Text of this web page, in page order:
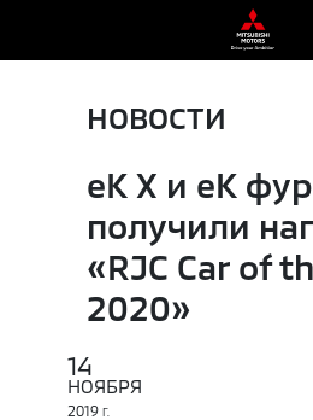
НОВОСТИ
eK X и eK
получили
«RJC Car of
2020»
14
НОЯБРЯ
2019 Г.